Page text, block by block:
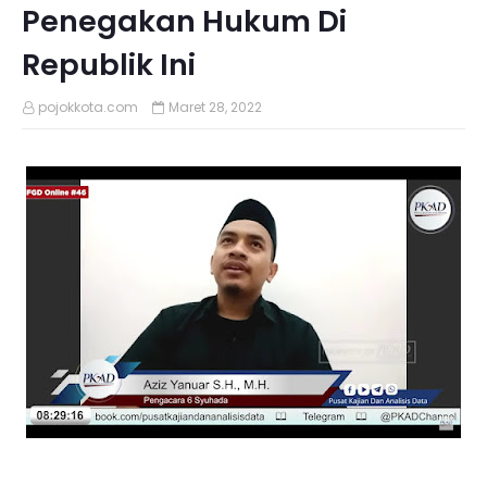
Penegakan Hukum Di
Republik Ini
pojokkota.com Maret 28, 2022